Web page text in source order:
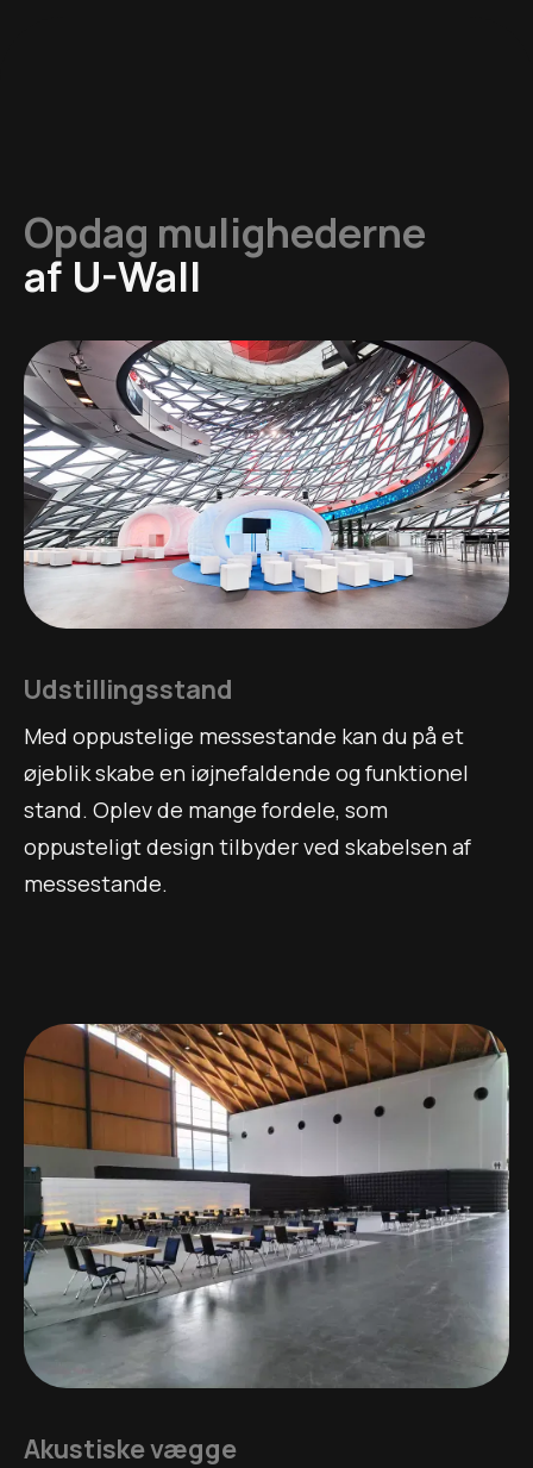
Opdag mulighederne
af U-Wall
Udstillingsstand
Med oppustelige messestande kan du på et
øjeblik skabe en iøjnefaldende og funktionel
stand. Oplev de mange fordele, som
oppusteligt design tilbyder ved skabelsen af
messestande.
Akustiske vægge